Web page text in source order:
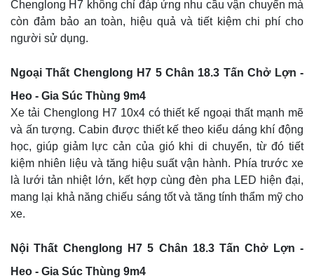
Chenglong H7 không chỉ đáp ứng nhu cầu vận chuyển mà
còn đảm bảo an toàn, hiệu quả và tiết kiệm chi phí cho
người sử dụng.
Ngoại Thất Chenglong H7 5 Chân 18.3 Tấn Chở Lợn -
Heo - Gia Súc Thùng 9m4
Xe tải Chenglong H7 10x4 có thiết kế ngoại thất mạnh mẽ
và ấn tượng. Cabin được thiết kế theo kiểu dáng khí động
học, giúp giảm lực cản của gió khi di chuyển, từ đó tiết
kiệm nhiên liệu và tăng hiệu suất vận hành. Phía trước xe
là lưới tản nhiệt lớn, kết hợp cùng đèn pha LED hiện đại,
mang lại khả năng chiếu sáng tốt và tăng tính thẩm mỹ cho
xe.
Nội Thất Chenglong H7 5 Chân 18.3 Tấn Chở Lợn -
Heo - Gia Súc Thùng 9m4